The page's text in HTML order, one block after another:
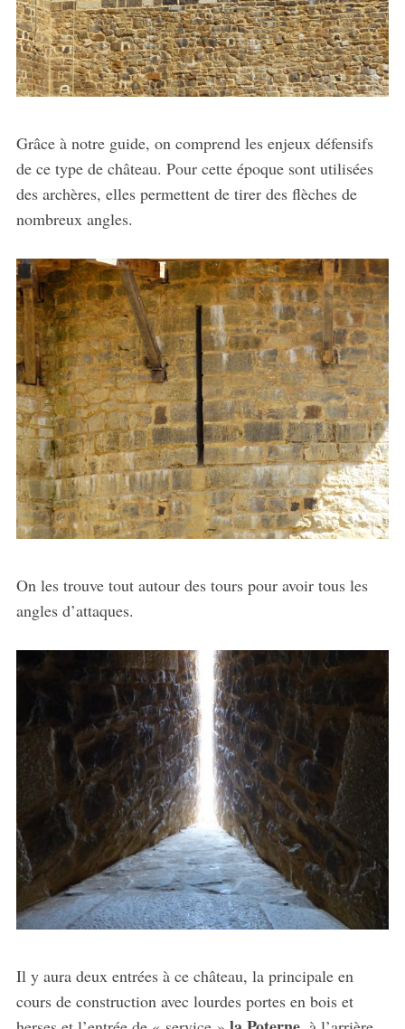
Grâce à notre guide, on comprend les enjeux défensifs
de ce type de château. Pour cette époque sont utilisées
des archères, elles permettent de tirer des flèches de
nombreux angles.
On les trouve tout autour des tours pour avoir tous les
angles d’attaques.
Il y aura deux entrées à ce château, la principale en
cours de construction avec lourdes portes en bois et